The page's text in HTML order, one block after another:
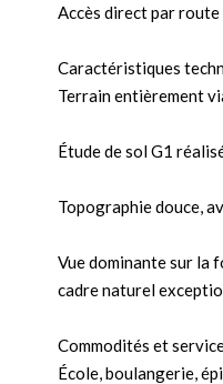
Accès direct par route
Caractéristiques
Terrain entièrement
Étude de sol G1
Topographie douce,
Vue dominante sur la
cadre naturel
Commodités et
École, boulangerie,